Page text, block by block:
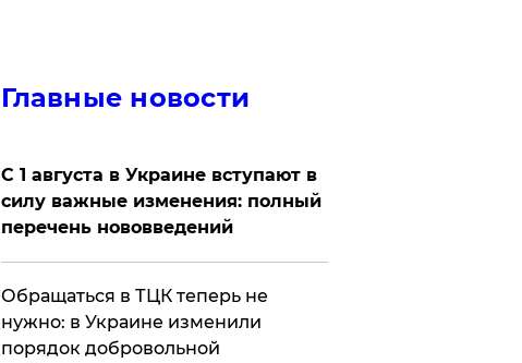
Главные новости
С 1 августа в Украине вступают в
силу важные изменения: полный
перечень нововведений
Обращаться в ТЦК теперь не
нужно: в Украине изменили
порядок добровольной